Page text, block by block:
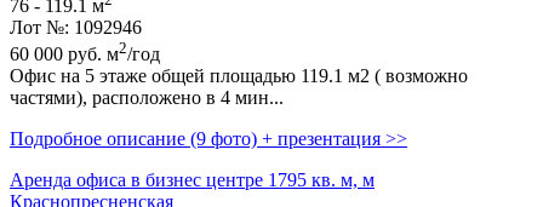
76 - 119.1 м
Лот №: 1092946
60 000 руб. м2/год
Офис на 5 этаже общей площадью 119.1 м2 ( возможно
частями),­ расположено в 4 мин...
Подробное описание (9 фото) + презентация >>
Аренда офиса в бизнес центре 1795 кв. м, м
Краснопресненская